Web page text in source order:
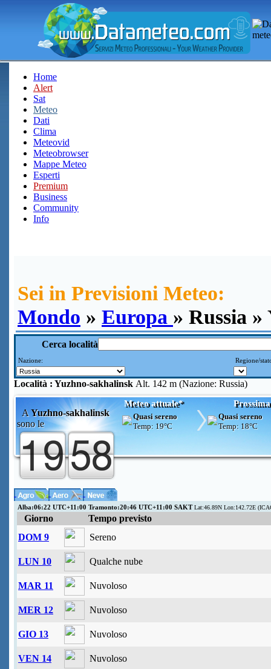
Home
Alert
Sat
Meteo
Dati
Clima
Meteovid
Meteobrowser
Mappe Meteo
Esperti
Premium
Business
Community
Info
Sei in Previsioni Meteo:
Mondo » Europa » Russia
Cerca località
Nazione: Regione/
Località : Yuzhno-sakhalinsk Alt. 142 m (Nazione: Russia)
A Yuzhno-sakhalinsk
sono le
Meteo attuale*
Quasi sereno
Temp: 19°C
Quasi sereno
Temp: 18°C
Alba:06:22 UTC+11:00 Tramonto:20:46 UTC+11:00 SAKTLat:46.89N Lon:142.72E
Giorno
Tempo previsto
DOM 9
Sereno
LUN 10 Qualche nube
MAR 11 Nuvoloso
MER 12 Nuvoloso
GIO 13 Nuvoloso
VEN 14 Nuvoloso